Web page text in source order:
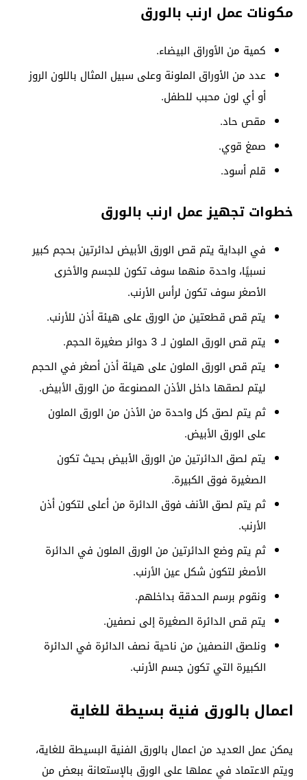
مكونات عمل ارنب بالورق
كمية من الأوراق البيضاء.
عدد من الأوراق الملونة وعلى سبيل المثال باللون الروز
أو أي لون محبب للطفل.
مقص حاد.
صمغ قوي.
قلم أسود.
خطوات تجهيز عمل ارنب بالورق
في البداية يتم قص الورق الأبيض لدائرتين بحجم كبير
نسبيًا، واحدة منهما سوف تكون للجسم والأخرى
الأصغر سوف تكون لرأس الأرنب.
يتم قص قطعتين من الورق على هيئة أذن للأرنب.
يتم قص الورق الملون لـ 3 دوائر صغيرة الحجم.
يتم قص الورق الملون على هيئة أذن أصغر في الحجم
ليتم لصقها داخل الأذن المصنوعة من الورق الأبيض.
ثم يتم لصق كل واحدة من الأذن من الورق الملون
على الورق الأبيض.
يتم لصق الدائرتين من الورق الأبيض بحيث تكون
الصغيرة فوق الكبيرة.
ثم يتم لصق الأنف فوق الدائرة من أعلى لتكون أذن
الأرنب.
ثم يتم وضع الدائرتين من الورق الملون في الدائرة
الأصغر لتكون شكل عين الأرنب.
ونقوم برسم الحدقة بداخلهم.
يتم قص الدائرة الصغيرة إلى نصفين.
ونلصق النصفين من ناحية نصف الدائرة في الدائرة
الكبيرة التي تكون جسم الأرنب.
اعمال بالورق فنية بسيطة للغاية
يمكن عمل العديد من اعمال بالورق الفنية البسيطة للغاية،
ويتم الاعتماد في عملها على الورق بالإستعانة ببعض من